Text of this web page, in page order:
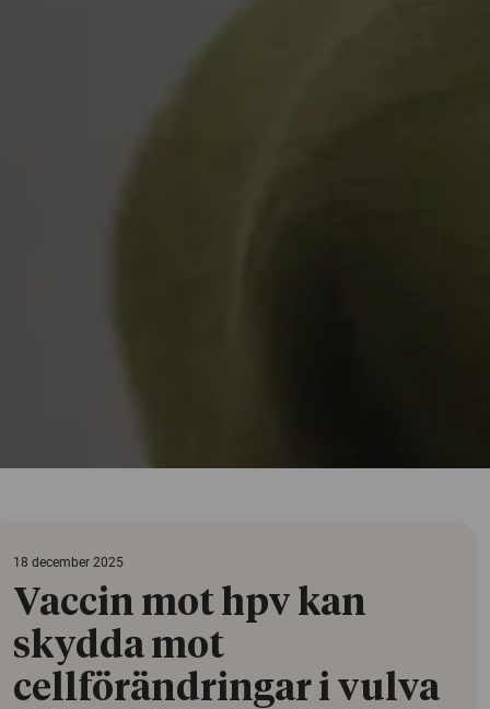
18 december 2025
Vaccin mot hpv kan
skydda mot
cellförändringar i vulva